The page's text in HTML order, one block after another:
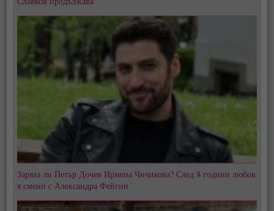
Заряза ли Петър Дочев Ирмена Чичикова? След 8 години любов
я смени с Александра Фейгин